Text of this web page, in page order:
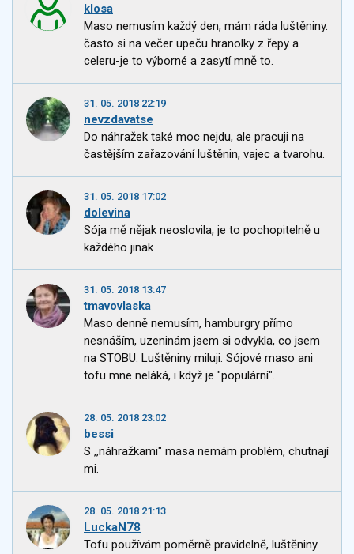
klosa
Maso nemusím každý den, mám ráda luštěniny.
často si na večer upeču hranolky z řepy a
celeru-je to výborné a zasytí mně to.
31. 05. 2018 22:19
nevzdavatse
Do náhražek také moc nejdu, ale pracuji na
častějším zařazování luštěnin, vajec a tvarohu.
31. 05. 2018 17:02
dolevina
Sója mě nějak neoslovila, je to pochopitelně u
každého jinak
31. 05. 2018 13:47
tmavovlaska
Maso denně nemusím, hamburgry přímo
nesnáším, uzeninám jsem si odvykla, co jsem
na STOBU. Luštěniny miluji. Sójové maso ani
tofu mne neláká, i když je "populární".
28. 05. 2018 23:02
bessi
S ,,náhražkami" masa nemám problém, chutnají
mi.
28. 05. 2018 21:13
LuckaN78
Tofu používám poměrně pravidelně, luštěniny